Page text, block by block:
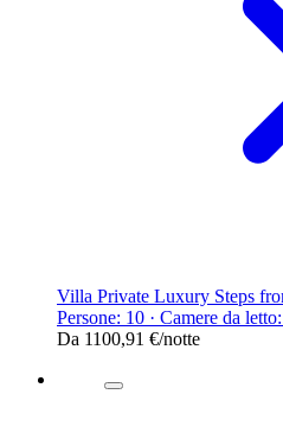
Villa Private Luxury Steps
Persone: 10 · Camere da
Da 1100,91 €/notte